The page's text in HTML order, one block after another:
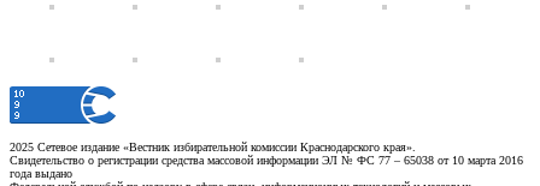
2025 Сетевое издание «Вестник избирательной комиссии Краснодарского края».
Свидетельство о регистрации средства массовой информации ЭЛ № ФС 77 – 65038 от 10 марта 2016
года выдано